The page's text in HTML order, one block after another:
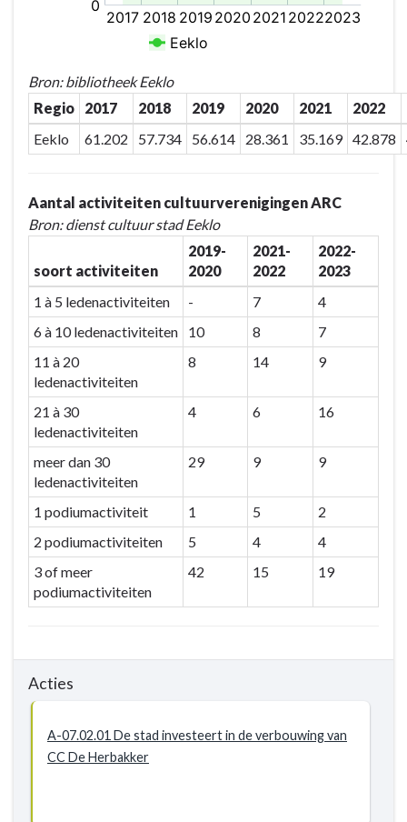
Bron: bibliotheek Eeklo
Regio
2017 2018 2019 2020 2021 2022
Eeklo
61.202 57.734 56.614 28.361 35.169 42.878
Aantal activiteiten cultuurverenigingen ARC
Bron: dienst cultuur stad Eeklo
soort activiteiten
2019-
2020
2021-
2022
2022-
2023
1 à 5 ledenactiviteiten
- 7
4
6 à 10 ledenactiviteiten
10 8
7
11 à 20
ledenactiviteiten
8 14 9
21 à 30
ledenactiviteiten
4 6 16
meer dan 30
ledenactiviteiten
29 9 9
1 podiumactiviteit 1 5
2
2 podiumactiviteiten
5 4
4
3 of meer
podiumactiviteiten
42 15 19
Acties
A-07.02.01 De stad investeert in de verbouwing van
CC De Herbakker